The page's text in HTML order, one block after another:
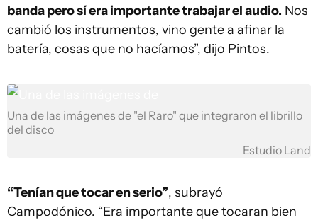
banda pero sí era importante trabajar el audio. Nos
cambió los instrumentos, vino gente a afinar la
batería, cosas que no hacíamos”, dijo Pintos.
Una de las imágenes de "el Raro" que integraron el librillo
del disco
Estudio Land
“Tenían que tocar en serio”, subrayó
Campodónico. “Era importante que tocaran bien